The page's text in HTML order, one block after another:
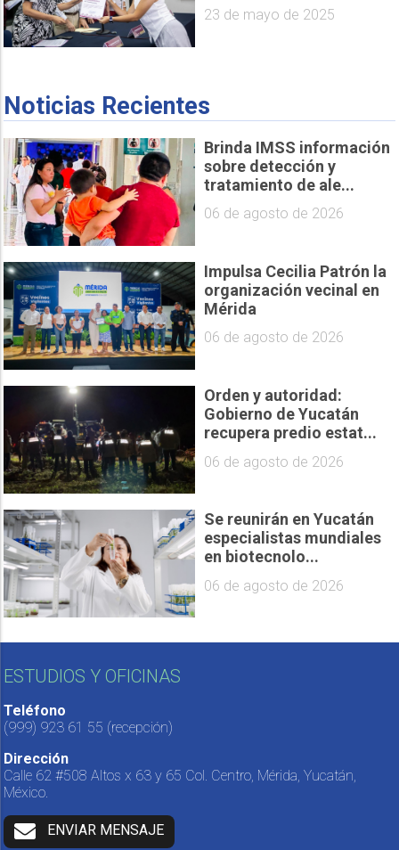
23 de mayo de 2025
Noticias Recientes
Brinda IMSS información
sobre detección y
tratamiento de ale...
06 de agosto de 2026
Impulsa Cecilia Patrón la
organización vecinal en
Mérida
06 de agosto de 2026
Orden y autoridad:
Gobierno de Yucatán
recupera predio estat...
06 de agosto de 2026
Se reunirán en Yucatán
especialistas mundiales
en biotecnolo...
06 de agosto de 2026
ESTUDIOS Y OFICINAS
Teléfono
(999) 923 61 55 (recepción)
Dirección
Calle 62 #508 Altos x 63 y 65 Col. Centro, Mérida, Yucatán,
México.
ENVIAR MENSAJE